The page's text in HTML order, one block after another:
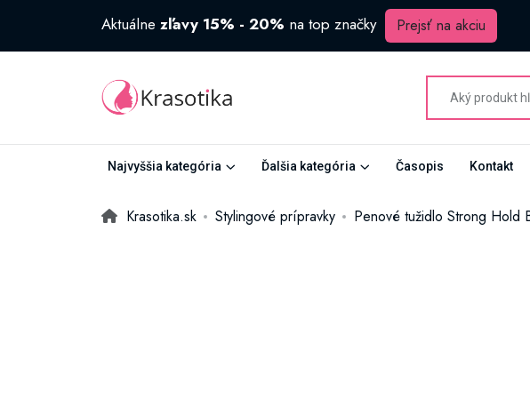
Aktuálne zľavy 15% - 20% na top značky Prejsť na akciu
Najvyššia kategória Ďalšia kategória Časopis Kontakt
Krasotika.sk Stylingové prípravky Penové tužidlo Strong Hold